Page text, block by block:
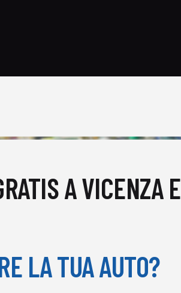
A VICENZA E
LA TUA AUTO?